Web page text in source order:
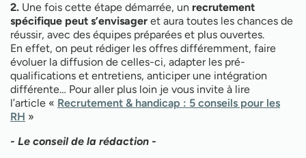
2. Une fois cette étape démarrée, un recrutement
spécifique peut s’envisager et aura toutes les chances de
réussir, avec des équipes préparées et plus ouvertes.
En effet, on peut rédiger les offres différemment, faire
évoluer la diffusion de celles-ci, adapter les pré-
qualifications et entretiens, anticiper une intégration
différente… Pour aller plus loin je vous invite à lire
l’article « Recrutement & handicap : 5 conseils pour les
RH »
- Le conseil de la rédaction -